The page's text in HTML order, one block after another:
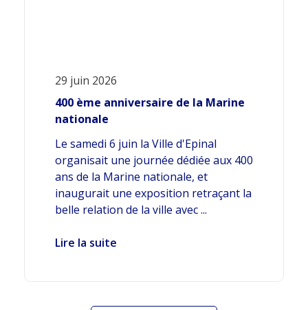
29 juin 2026
400 ème anniversaire de la Marine
nationale
Le samedi 6 juin la Ville d'Epinal
organisait une journée dédiée aux 400
ans de la Marine nationale, et
inaugurait une exposition retraçant la
belle relation de la ville avec ...
Lire la suite